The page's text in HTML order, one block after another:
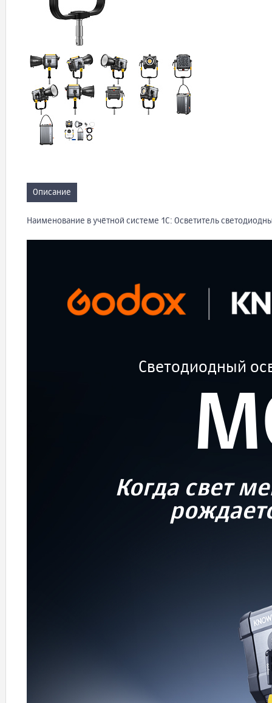
Описание
Наименование в учётной системе 1С: Осветитель
Светодиодный
Когда свет